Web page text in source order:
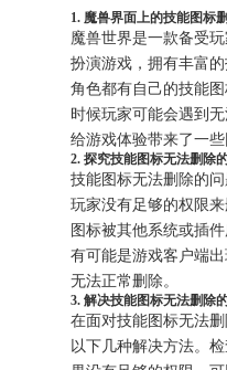
1. 魔兽界面上的技能图标
魔兽世界是一款备受
扮演游戏，拥有丰富
角色都有自己的技能
时候玩家可能会遇到
给游戏体验带来了一些
2. 探究技能图标无法删除
技能图标无法删除的
玩家没有足够的权限
图标被其他系统或插
有可能是游戏客户端
无法正常删除。
3. 解决技能图标无法删除
在面对技能图标无法
以下几种解决方法。